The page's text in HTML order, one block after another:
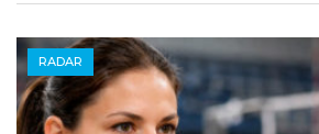
RADAR